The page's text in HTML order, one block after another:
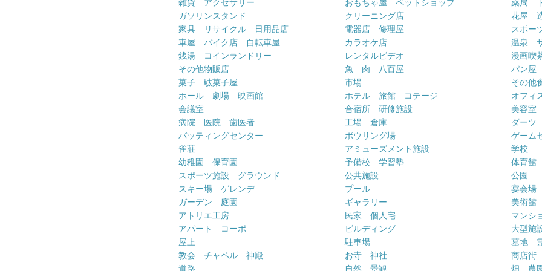
雑貨 アクセサリー おもちゃ屋 ペットショップ
薬局
ガソリンスタンド
クリーニング店
花屋
家具 リサイクル 日用品店
電器店 修理屋
スポー
車屋 バイク店 自転車屋
カラオケ店
温泉
銭湯 コインランドリー
レンタルビデオ
漫画喫
その他物販店
魚 肉 八百屋
パン屋
菓子 駄菓子屋
市場
その他
ホール 劇場 映画館
ホテル 旅館 コテージ
オフィ
会議室
合宿所 研修施設
美容室
病院 医院 歯医者
工場 倉庫
ダーツ
バッティングセンター
ボウリング場
ゲーム
雀荘
アミューズメント施設
学校
幼稚園 保育園
予備校 学習塾
体育館
スポーツ施設 グラウンド
公共施設
公園
スキー場 ゲレンデ
プール
宴会場
ガーデン 庭園
ギャラリー
美術館
アトリエ工房
民家 個人宅
マンシ
アパート コーポ
ビルディング
大型施
屋上
駐車場
墓地
教会 チャペル 神殿
お寺 神社
商店街
道路
自然 景観 畑 農